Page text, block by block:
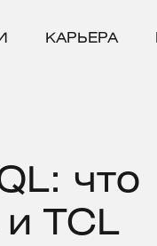
КАРЬЕРА
что
TCL